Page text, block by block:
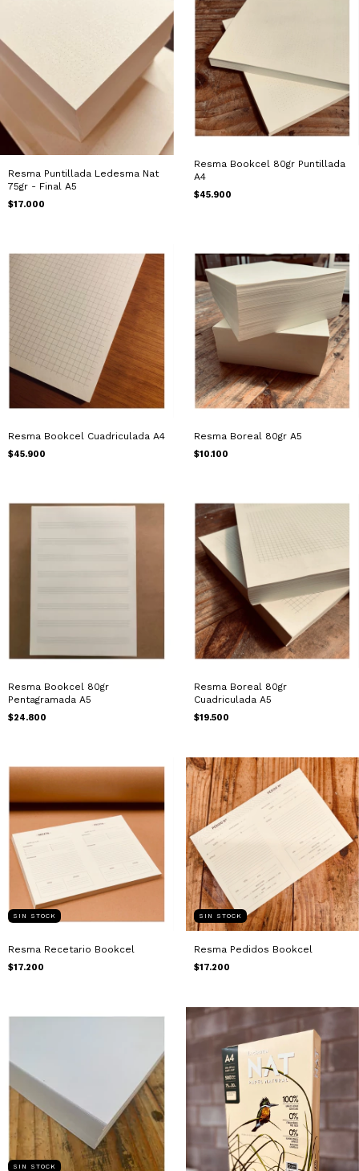
Resma Puntillada Ledesma Nat
75gr - Final A5
$17.000
Resma Bookcel 80gr Puntillada
A4
$45.900
Resma Bookcel Cuadriculada A4
$45.900
Resma Boreal 80gr A5
$10.100
Resma Bookcel 80gr
Pentagramada A5
$24.800
Resma Boreal 80gr
Cuadriculada A5
$19.500
SIN STOCK
Resma Recetario Bookcel
$17.200
SIN STOCK
Resma Pedidos Bookcel
$17.200
SIN STOCK